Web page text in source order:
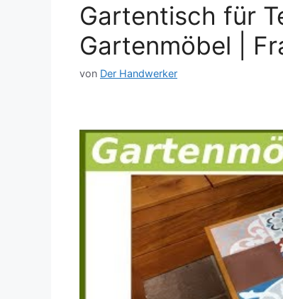
Gartentisch für
Gartenmöbel |
von Der Handwerker
Dieses Video auf YouTube ansehen